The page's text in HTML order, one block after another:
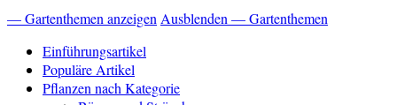
— Gartenthemen anzeigen Ausblenden — Gartenthemen
Einführungsartikel
Populäre Artikel
Pflanzen nach Kategorie